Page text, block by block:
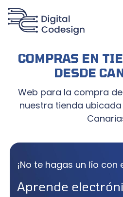
COMPRAS EN
DESDE
Web para la compra
nuestra tienda
¡No te hagas un lío con
Aprende